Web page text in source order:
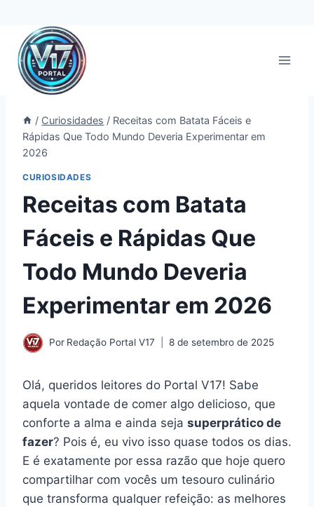
Pular
para
Conteúdo
/ Curiosidades / Receitas com Batata Fáceis e
Rápidas Que Todo Mundo Deveria Experimentar em
2026
CURIOSIDADES
Receitas com Batata
Fáceis e Rápidas Que
Todo Mundo Deveria
Experimentar em 2026
Por Redação Portal V17 8 de setembro de 2025
Olá, queridos leitores do Portal V17! Sabe
aquela vontade de comer algo delicioso, que
conforte a alma e ainda seja superprático de
fazer? Pois é, eu vivo isso quase todos os dias.
E é exatamente por essa razão que hoje quero
compartilhar com vocês um tesouro culinário
que transforma qualquer refeição: as melhores